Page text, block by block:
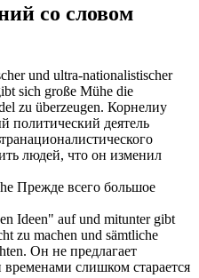
со словом
und ultra-nationalistischer
sich große Mühe die
zu überzeugen. Корнелиу
политический деятель
людей, что он изменил
Прежде всего большое
Ideen" auf und mitunter gibt
zu machen und sämtliche
Он не предлагает
временами слишком старается